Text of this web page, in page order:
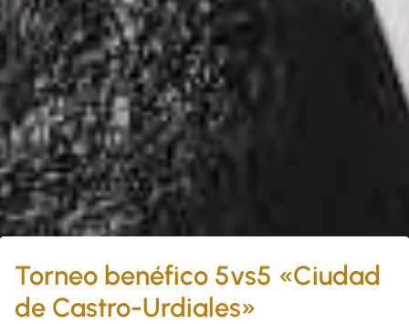
Torneo benéfico 5vs5 «Ciudad
de Castro-Urdiales»